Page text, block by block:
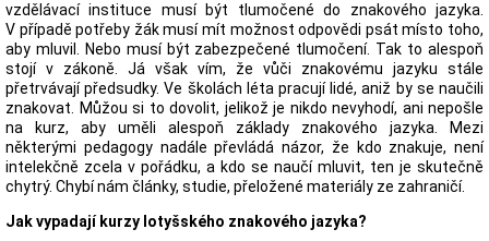
vzdělávací instituce musí být tlumočené do znakového jazyka.
V případě potřeby žák musí mít možnost odpovědi psát místo toho,
aby mluvil. Nebo musí být zabezpečené tlumočení. Tak to alespoň
stojí v zákoně. Já však vím, že vůči znakovému jazyku stále
přetrvávají předsudky. Ve školách léta pracují lidé, aniž by se naučili
znakovat. Můžou si to dovolit, jelikož je nikdo nevyhodí, ani nepošle
na kurz, aby uměli alespoň základy znakového jazyka. Mezi
některými pedagogy nadále převládá názor, že kdo znakuje, není
intelekčně zcela v pořádku, a kdo se naučí mluvit, ten je skutečně
chytrý. Chybí nám články, studie, přeložené materiály ze zahraničí.
Jak vypadají kurzy lotyšského znakového jazyka?